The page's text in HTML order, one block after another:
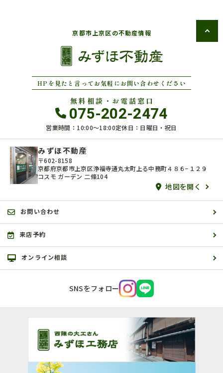
京都市上京区の不動産情報
HPを見たと言ってお気軽にお問い合わせください
無料相談・お電話窓口
075-202-2474
営業時間：10:00〜18:00定休日：日曜日・祝日
みずほ不動産
〒602-8158
京都府京都市上京区浄福寺通丸太町上る中務町４８６−１２９
コスモ ガーデン 二條104
地図を開く
お問い合わせ
来店予約
オンライン相談
SNSをフォロー